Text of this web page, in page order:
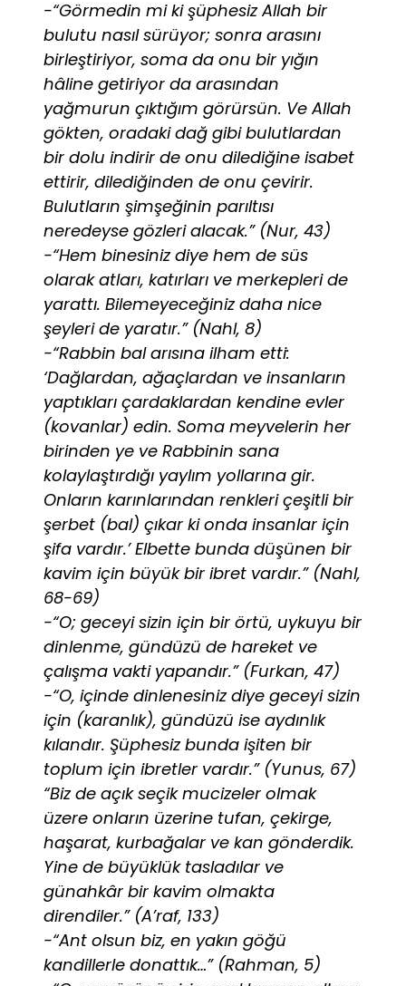
-“Görmedin mi ki şüphesiz Allah bir
bulutu nasıl sürüyor; sonra arasını
birleştiriyor, soma da onu bir yığın
hâline getiriyor da arasından
yağmurun çıktığım görürsün. Ve Allah
gökten, oradaki dağ gibi bulutlardan
bir dolu indirir de onu dilediğine isabet
ettirir, dilediğinden de onu çevirir.
Bulutların şimşeğinin parıltısı
neredeyse gözleri alacak.” (Nur, 43)
-“Hem binesiniz diye hem de süs
olarak atları, katırları ve merkepleri de
yarattı. Bilemeyeceğiniz daha nice
şeyleri de yaratır.” (Nahl, 8)
-“Rabbin bal arısına ilham etti:
‘Dağlardan, ağaçlardan ve insanların
yaptıkları çardaklardan kendine evler
(kovanlar) edin. Soma meyvelerin her
birinden ye ve Rabbinin sana
kolaylaştırdığı yaylım yollarına gir.
Onların karınlarından renkleri çeşitli bir
şerbet (bal) çıkar ki onda insanlar için
şifa vardır.’ Elbette bunda düşünen bir
kavim için büyük bir ibret vardır.” (Nahl,
68-69)
-“O; geceyi sizin için bir örtü, uykuyu bir
dinlenme, gündüzü de hareket ve
çalışma vakti yapandır.” (Furkan, 47)
-“O, içinde dinlenesiniz diye geceyi sizin
için (karanlık), gündüzü ise aydınlık
kılandır. Şüphesiz bunda işiten bir
toplum için ibretler vardır.” (Yunus, 67)
“Biz de açık seçik mucizeler olmak
üzere onların üzerine tufan, çekirge,
haşarat, kurbağalar ve kan gönderdik.
Yine de büyüklük tasladılar ve
günahkâr bir kavim olmakta
direndiler.” (A’raf, 133)
-“Ant olsun biz, en yakın göğü
kandillerle donattık…” (Rahman, 5)